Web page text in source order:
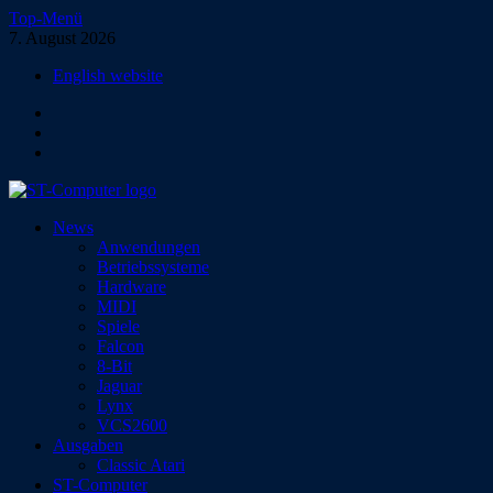
Zum
Inhalt
Top-Menü
7. August 2026
English website
ST-Computer
Das Magazin für Atari-Computer und -Konsolen
News
Anwendungen
Betriebssysteme
Hardware
MIDI
Spiele
Falcon
8-Bit
Jaguar
Lynx
VCS2600
Ausgaben
Classic Atari
ST-Computer